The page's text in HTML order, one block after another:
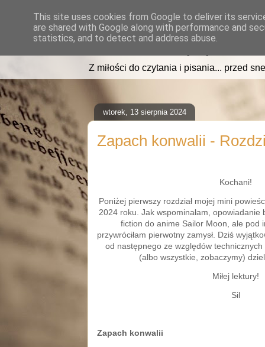
read2sleep.pl
Z miłości do czytania i pisania... przed
wtorek, 13 sierpnia 2024
Zapach konwalii -
Kochani!
Poniżej pierwszy rozdział mojej mini
2024 roku. Jak wspominałam, opowiadanie
fiction do anime Sailor Moon, ale pod
przywróciłam pierwotny zamysł. Dziś
od następnego ze względów technicznych
(albo wszystkie, zobaczymy)
Miłej lektury!
Sil
Zapach konwalii
This site uses cookies from Google to deliver its
are shared with Google along with performance and
statistics, and to detect and address abuse.